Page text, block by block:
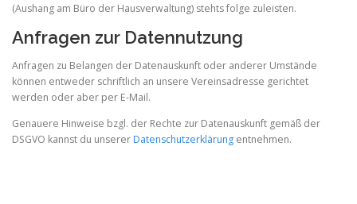
(Aushang am Büro der Hausverwaltung) stehts folge zuleisten.
Anfragen zur Datennutzung
Anfragen zu Belangen der Datenauskunft oder anderer Umstände
können entweder schriftlich an unsere Vereinsadresse gerichtet
werden oder aber per E-Mail.
Genauere Hinweise bzgl. der Rechte zur Datenauskunft gemäß der
DSGVO kannst du unsererDatenschutzerklärung entnehmen.